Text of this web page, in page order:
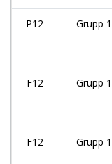
P12 Grupp 1
F12 Grupp 1
F12 Grupp 1